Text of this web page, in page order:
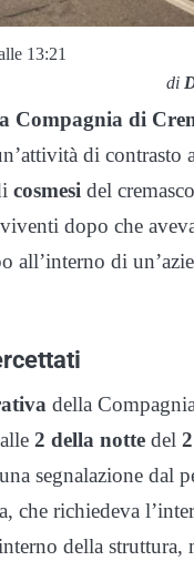
13:21
di
Compagnia di
di contrasto
cosmesi del
dopo che
all’interno di
della
2 della notte del
segnalazione dal
che richiedeva
della struttura,